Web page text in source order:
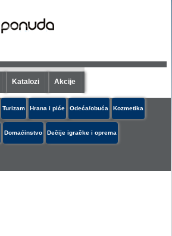
Katalozi Akcije
Turizam Hrana i piće Odeća/obuća Kozmetika
Domaćinstvo Dečije igračke i oprema